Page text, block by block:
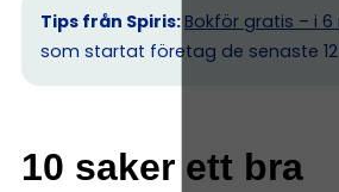
Tips från Spiris: Bokför gratis – i
som startat företag de senaste
10 saker ett bra